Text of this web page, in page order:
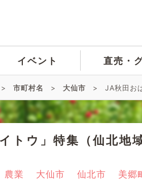
イベント 直売・
> 市町村名 > 大仙市 > JA秋田お
トウ」特集（仙北地域
農業 大仙市 仙北市 美郷